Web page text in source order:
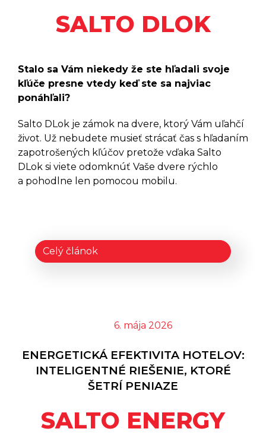
Elektronické Zámky DANALOCK
V3
Elektronické Zámky
DANABRIDGE V3
UNIVERSAL MODULE V3
Príslušenstvo DANALOCK EURO
ADAPTER
Príslušenstvo DANALOCK
VLOŽKA
Batériové Skrinkové Zámky
Káblové Sieťové Zámky
GANTNER SMART LOCK
Infoterminály GANTNER GT7
Infoterminály GANTNER GR7
Samoobslužné Terminály
GANTNER GWD7
GANTNER G7 RETURN
SALTO DLOK
Stalo sa Vám niekedy že ste hľadali svoje
kľúče presne vtedy keď ste sa najviac
ponáhľali?
Salto DLok je zámok na dvere, ktorý Vám uľahčí
život. Už nebudete musieť strácať čas s hľadaním
zapotrošených kľúčov pretože vďaka Salto
DLok si viete odomknúť Vaše dvere rýchlo
a pohodlne len pomocou mobilu.
Celý článok
6. mája 2026
ENERGETICKÁ EFEKTIVITA HOTELOV:
INTELIGENTNÉ RIEŠENIE, KTORÉ
ŠETRÍ PENIAZE
SALTO ENERGY